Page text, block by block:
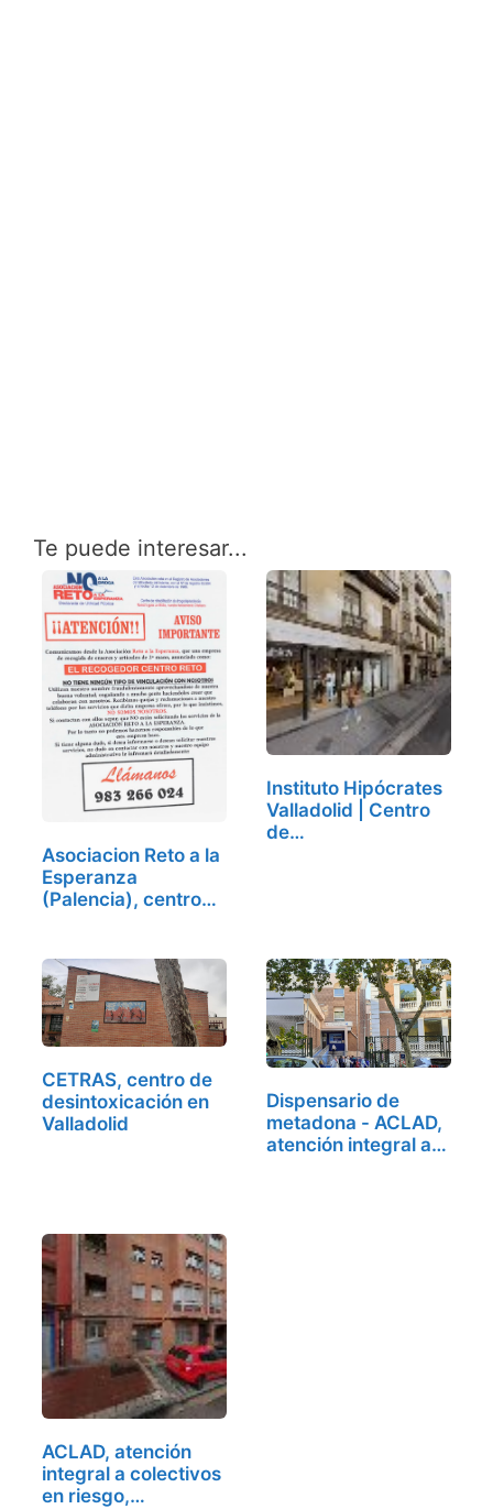
Te puede interesar...
Asociacion Reto a la
Esperanza
(Palencia), centro
Instituto Hipócrates
Valladolid | Centro
de…
CETRAS, centro de
desintoxicación en
Valladolid
Dispensario de
metadona - ACLAD,
atención integral a…
ACLAD, atención
integral a colectivos
en riesgo,…